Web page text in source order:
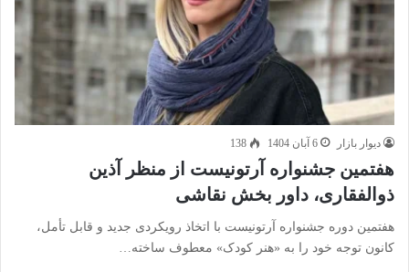
دیوار بازار 6 آبان 1404 138
هفتمین جشنواره آرتونیست از منظر آذین
ذوالفقاری، داور بخش نقاشی
هفتمین دوره جشنواره آرتونیست با اتخاذ رویکردی جدید و قابل تأمل،
کانون توجه خود را به «هنر کودک» معطوف ساخته…